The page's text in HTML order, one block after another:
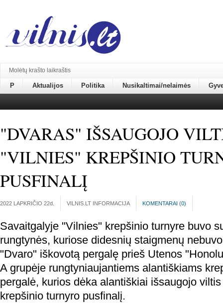
Molėtų krašto laikraštis
P Aktualijos Politika Nusikaltimai/nelaimės
"DVARAS" IŠSAUGOJO
"VILNIES" KREPŠINIO
PUSFINALĮ
2022 LAPKRIČIO 22d. VILNIS.LT INFORMACIJA KOMENTARAI (0)
Savaitgalyje "Vilnies" krepšinio turnyre buvo
rungtynės, kuriose didesnių staigmenų
"Dvaro" iškovotą pergalę prieš Utenos
A grupėje rungtyniaujantiems alantiškiams
pergalė, kurios dėka alantiškiai išsaugojo
krepšinio turnyro pusfinalį.